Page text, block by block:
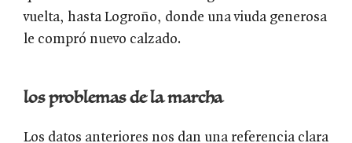
vuelta, hasta Logroño, donde una viuda generosa
le compró nuevo calzado.
los problemas de la marcha
Los datos anteriores nos dan una referencia clara